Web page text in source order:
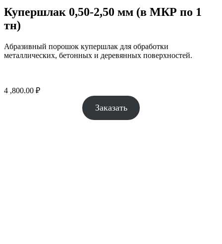
Купершлак 0,50-2,50 мм (в МКР по 1
тн)
Абразивный порошок купершлак для обработки
металлических, бетонных и деревянных поверхностей.
4 ,800.00 ₽
Заказать